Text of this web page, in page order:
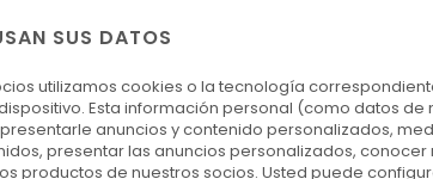
SUS DATOS
utilizamos cookies o la tecnología
Esta información personal (como datos de
anuncios y contenido personalizados,
presentar las anuncios personalizados,
productos de nuestros socios. Usted puede